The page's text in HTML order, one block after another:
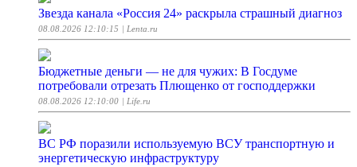
Звезда канала «Россия 24» раскрыла страшный диагноз
08.08.2026 12:10:15 | Lenta.ru
Бюджетные деньги — не для чужих: В Госдуме
потребовали отрезать Плющенко от господдержки
08.08.2026 12:10:00 | Life.ru
ВС РФ поразили используемую ВСУ транспортную и
энергетическую инфраструктуру